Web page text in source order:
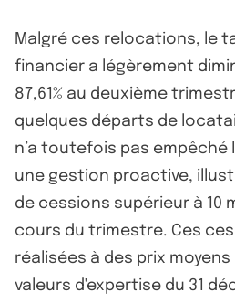
Malgré ces relocations, le
financier a légèrement
87,61% au deuxième
quelques départs de
n’a toutefois pas empêché
une gestion proactive,
de cessions supérieur à 10
cours du trimestre. Ces
réalisées à des prix moyens
valeurs d'expertise du 31